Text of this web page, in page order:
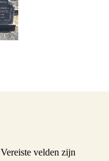
Vereiste velden zijn